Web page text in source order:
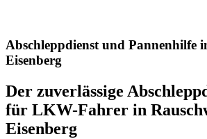
Abschleppdienst und Pannenhilfe
Eisenberg
Der zuverlässige
für LKW-Fahrer in
Eisenberg